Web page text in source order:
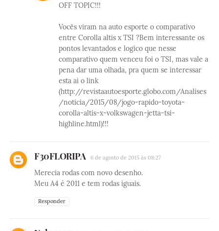
OFF TOPIC!!!
Vocês viram na auto esporte o comparativo
entre Corolla altis x TSI ?Bem interessante os
pontos levantados e logico que nesse
comparativo quem venceu foi o TSI, mas vale a
pena dar uma olhada, pra quem se interessar
esta ai o link
(http://revistaautoesporte.globo.com/Analises
/noticia/2015/08/jogo-rapido-toyota-
corolla-altis-x-volkswagen-jetta-tsi-
highline.html)!!!
F30FLORIPA 6 de agosto de 2015 às 08:27
Merecia rodas com novo desenho.
Meu A4 é 2011 e tem rodas iguais.
Responder